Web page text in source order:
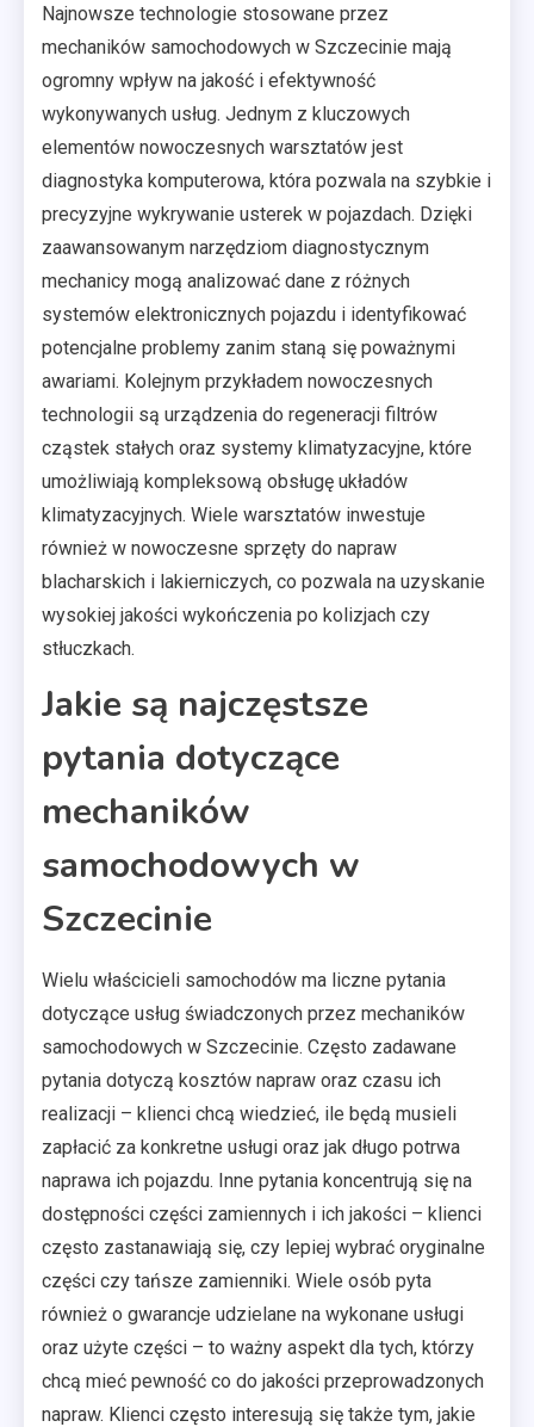
Najnowsze technologie stosowane przez
mechaników samochodowych w Szczecinie mają
ogromny wpływ na jakość i efektywność
wykonywanych usług. Jednym z kluczowych
elementów nowoczesnych warsztatów jest
diagnostyka komputerowa, która pozwala na szybkie i
precyzyjne wykrywanie usterek w pojazdach. Dzięki
zaawansowanym narzędziom diagnostycznym
mechanicy mogą analizować dane z różnych
systemów elektronicznych pojazdu i identyfikować
potencjalne problemy zanim staną się poważnymi
awariami. Kolejnym przykładem nowoczesnych
technologii są urządzenia do regeneracji filtrów
cząstek stałych oraz systemy klimatyzacyjne, które
umożliwiają kompleksową obsługę układów
klimatyzacyjnych. Wiele warsztatów inwestuje
również w nowoczesne sprzęty do napraw
blacharskich i lakierniczych, co pozwala na uzyskanie
wysokiej jakości wykończenia po kolizjach czy
stłuczkach.
Jakie są najczęstsze
pytania dotyczące
mechaników
samochodowych w
Szczecinie
Wielu właścicieli samochodów ma liczne pytania
dotyczące usług świadczonych przez mechaników
samochodowych w Szczecinie. Często zadawane
pytania dotyczą kosztów napraw oraz czasu ich
realizacji – klienci chcą wiedzieć, ile będą musieli
zapłacić za konkretne usługi oraz jak długo potrwa
naprawa ich pojazdu. Inne pytania koncentrują się na
dostępności części zamiennych i ich jakości – klienci
często zastanawiają się, czy lepiej wybrać oryginalne
części czy tańsze zamienniki. Wiele osób pyta
również o gwarancje udzielane na wykonane usługi
oraz użyte części – to ważny aspekt dla tych, którzy
chcą mieć pewność co do jakości przeprowadzonych
napraw. Klienci często interesują się także tym, jakie